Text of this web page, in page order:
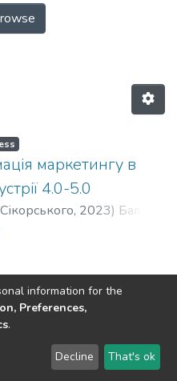
by Author
маркетингу в
4.0-5.0
, 2023) Бала,
© 2002-2026 LYRASIS
Send Feedback
information for the
Preferences,
.
Decline That's ok